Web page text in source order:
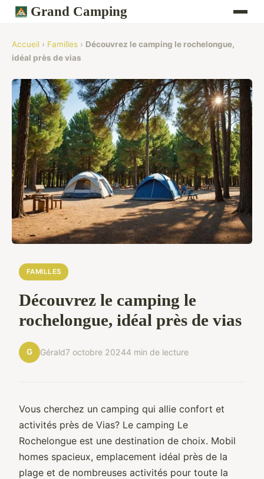
Grand Camping
Accueil › Familles › Découvrez le camping le rochelongue,
idéal près de vias
FAMILLES
Découvrez le camping le
rochelongue, idéal près de vias
G Gérald7 octobre 20244 min de lecture
Vous cherchez un camping qui allie confort et
activités près de Vias? Le camping Le
Rochelongue est une destination de choix. Mobil
homes spacieux, emplacement idéal près de la
plage et de nombreuses activités pour toute la